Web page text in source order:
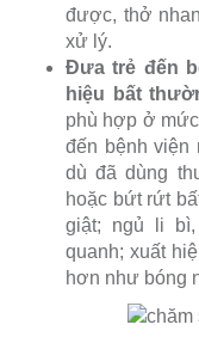
được, thở
xử lý.
Đưa trẻ đến
hiệu bất
phù hợp ở
đến bệnh viện
dù đã dùng
hoặc bứt rứt
giật; ngủ li
quanh; xuất
hơn như bóng